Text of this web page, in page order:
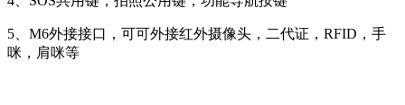
5、M6外接接口，可可外接红外摄像头，二代证，RFID，手
咪，肩咪等